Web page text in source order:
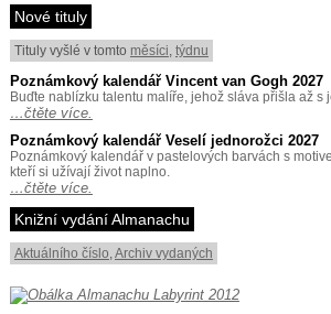
Nové tituly
Tituly vyšlé v tomto měsíci, týdnu
Poznámkový kalendář Vincent van Gogh 2027
Buďte nablízku talentu malíře, jehož sláva přišla až s
…čtěte více.
Poznámkový kalendář Veselí jednorožci 2027
Poznámkový kalendář v pastelových barvách s
kteří si užívají život naplno.
…čtěte více.
Knižní vydání Almanachu
Aktuálního číslo,Archiv vydaných